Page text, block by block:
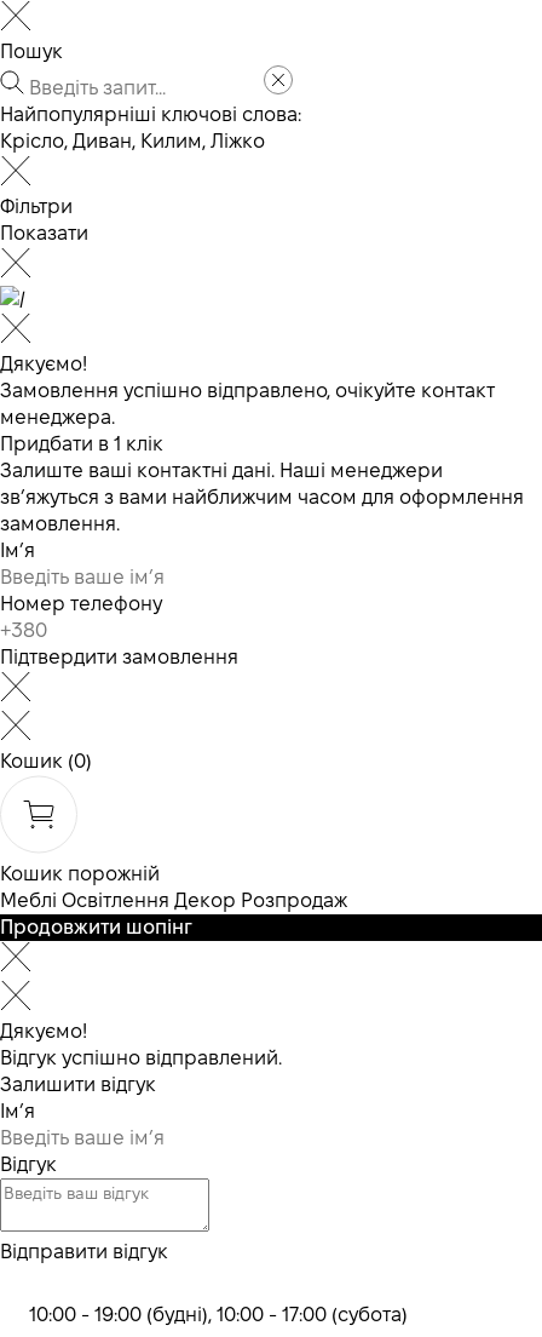
Пошук
Найпопулярніші ключові слова:
Крісло, Диван, Килим, Ліжко
Фільтри
Показати
Дякуємо!
Замовлення успішно відправлено, очікуйте контакт
менеджера.
Придбати в 1 клік
Залиште ваші контактні дані. Наші менеджери
зв’яжуться з вами найближчим часом для оформлення
замовлення.
Ім’я
Номер телефону
Підтвердити замовлення
Кошик (0)
Кошик порожній
Меблі Освітлення Декор Розпродаж
Продовжити шопінг
Дякуємо!
Відгук успішно відправлений.
Залишити відгук
Ім’я
Відгук
Відправити відгук
10:00 - 19:00 (будні), 10:00 - 17:00 (субота)